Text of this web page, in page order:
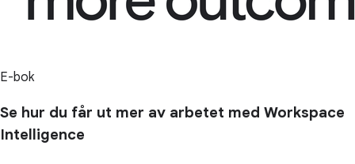
E-bok
Se hur du får ut mer av arbetet med Workspace
Intelligence